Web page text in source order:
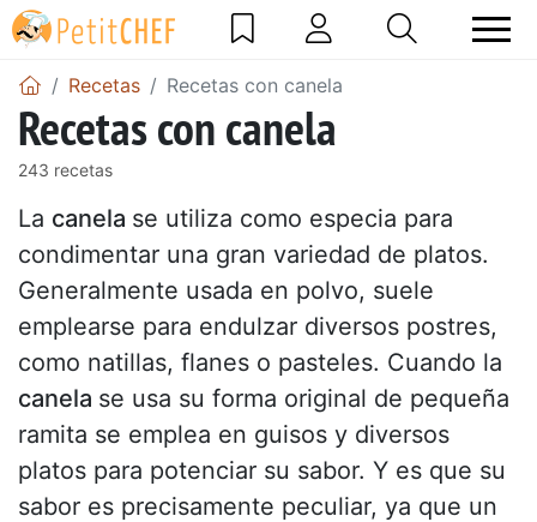
Recetas Recetas con canela
Recetas con canela
243 recetas
La canela se utiliza como especia para
condimentar una gran variedad de platos.
Generalmente usada en polvo, suele
emplearse para endulzar diversos postres,
como natillas, flanes o pasteles. Cuando la
canela se usa su forma original de pequeña
ramita se emplea en guisos y diversos
platos para potenciar su sabor. Y es que su
sabor es precisamente peculiar, ya que un